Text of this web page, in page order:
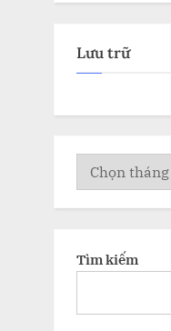
Lưu trữ
Lưu
trữ
Tìm kiếm